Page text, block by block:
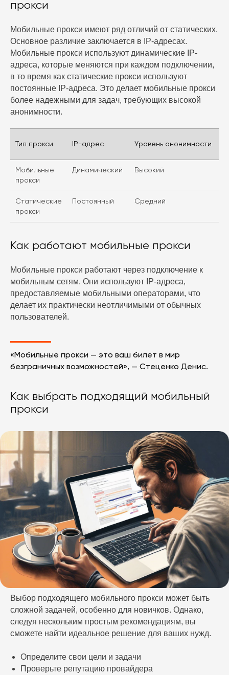
прокси
Мобильные прокси имеют ряд отличий от статических.
Основное различие заключается в IP-адресах.
Мобильные прокси используют динамические IP-
адреса, которые меняются при каждом подключении,
в то время как статические прокси используют
постоянные IP-адреса. Это делает мобильные прокси
более надежными для задач, требующих высокой
анонимности.
Тип прокси IP-адрес Уровень анонимности
Мобильные
прокси
Динамический Высокий
Статические
прокси
Постоянный Средний
Как работают мобильные прокси
Мобильные прокси работают через подключение к
мобильным сетям. Они используют IP-адреса,
предоставляемые мобильными операторами, что
делает их практически неотличимыми от обычных
пользователей.
«Мобильные прокси — это ваш билет в мир
безграничных возможностей», — Стеценко Денис.
Как выбрать подходящий мобильный
прокси
Выбор подходящего мобильного прокси может быть
сложной задачей, особенно для новичков. Однако,
следуя нескольким простым рекомендациям, вы
сможете найти идеальное решение для ваших нужд.
Определите свои цели и задачи
Проверьте репутацию провайдера